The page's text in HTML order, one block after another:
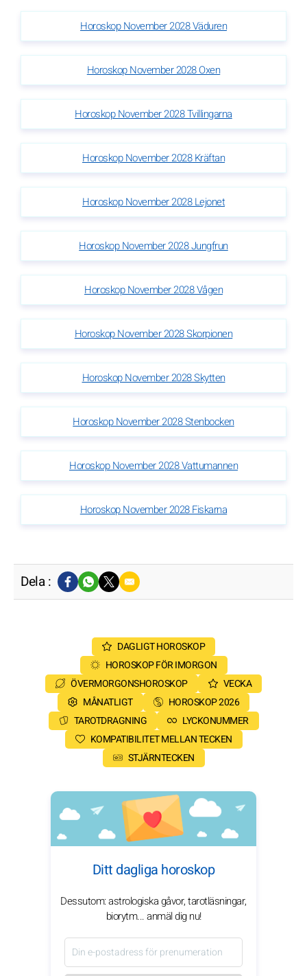
Horoskop November 2028 Väduren
Horoskop November 2028 Oxen
Horoskop November 2028 Tvillingarna
Horoskop November 2028 Kräftan
Horoskop November 2028 Lejonet
Horoskop November 2028 Jungfrun
Horoskop November 2028 Vågen
Horoskop November 2028 Skorpionen
Horoskop November 2028 Skytten
Horoskop November 2028 Stenbocken
Horoskop November 2028 Vattumannen
Horoskop November 2028 Fiskarna
Dela :
DAGLIGT HOROSKOP
HOROSKOP FÖR IMORGON
ÖVERMORGONSHOROSKOP
VECKA
MÅNATLIGT
HOROSKOP 2026
TAROTDRAGNING
LYCKONUMMER
KOMPATIBILITET MELLAN TECKEN
STJÄRNTECKEN
Ditt dagliga horoskop
Dessutom: astrologiska gåvor, tarotläsningar,
biorytm... anmäl dig nu!